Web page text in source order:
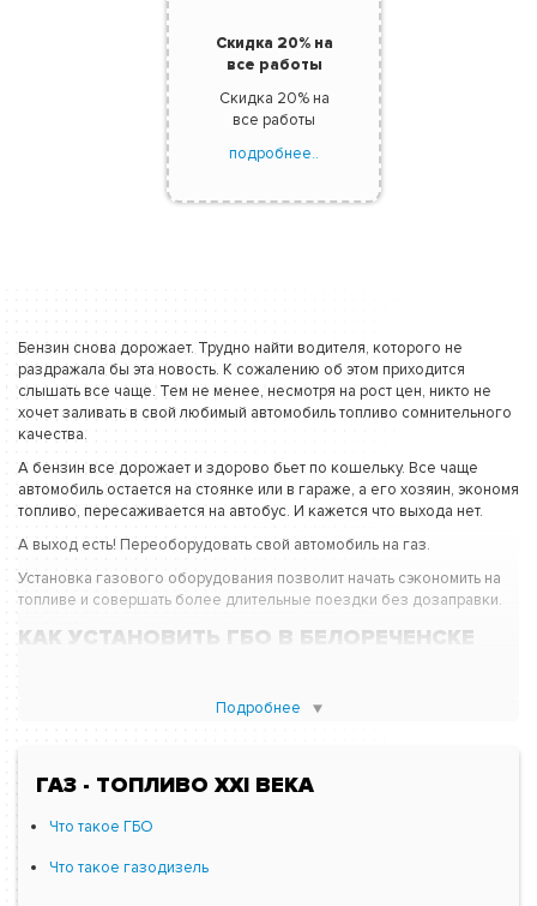
Скидка 20% на
все работы
Скидка 20% на
все работы
подробнее..
Бензин снова дорожает. Трудно найти водителя, которого не
раздражала бы эта новость. К сожалению об этом приходится
слышать все чаще. Тем не менее, несмотря на рост цен, никто не
хочет заливать в свой любимый автомобиль топливо сомнительного
качества.
А бензин все дорожает и здорово бьет по кошельку. Все чаще
автомобиль остается на стоянке или в гараже, а его хозяин, экономя
топливо, пересаживается на автобус. И кажется что выхода нет.
А выход есть! Переоборудовать свой автомобиль на газ.
Установка газового оборудования позволит начать сэкономить на
топливе и совершать более длительные поездки без дозаправки.
КАК УСТАНОВИТЬ ГБО В БЕЛОРЕЧЕНСКЕ
“Гарант-Газ”. Сервис специализируется на установке, обслуживании
и ремонте ГБО всех известных марок.
подходящего поколения ГБО. К слову сказать, на сегодняшний
оборудование 4 поколения.
Купить ГБО 4 поколения можно в “Гарант-Газ” прямо на месте.
Подробнее
ГАЗ - ТОПЛИВО XXI ВЕКА
Что такое ГБО
Что такое газодизель